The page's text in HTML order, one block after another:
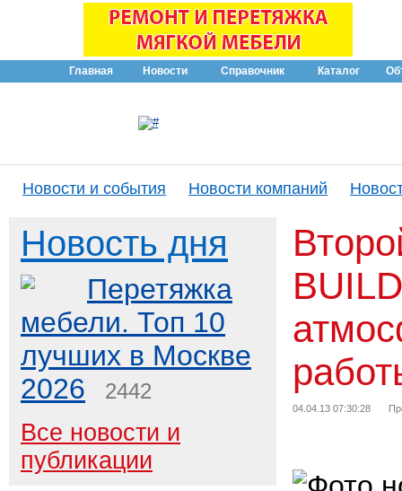
Главная Новости Справочник Каталог
Новости и события Новости компаний
Новость дня
Перетяжка
мебели. Топ 10
лучших в Москве
2026
2442
Все новости и
публикации
04.04.13 07:30:28